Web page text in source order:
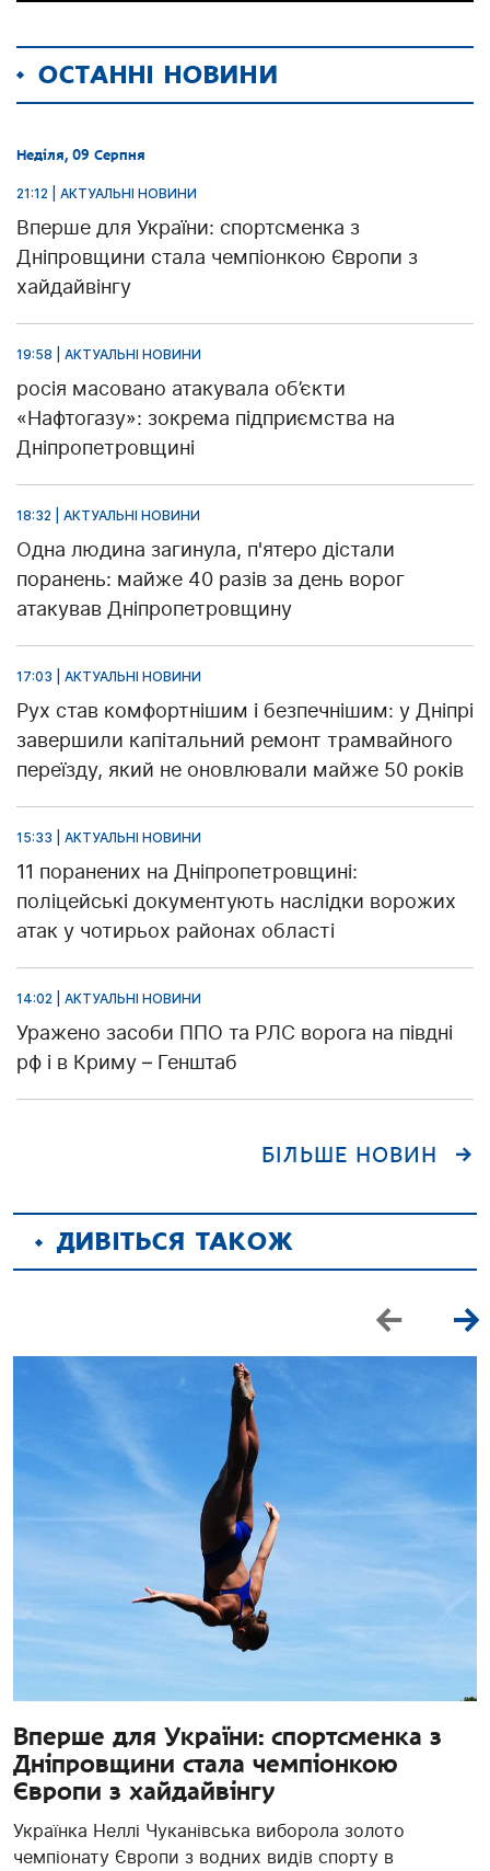
ОСТАННІ НОВИНИ
Неділя, 09 Серпня
21:12 | АКТУАЛЬНІ НОВИНИ
Вперше для України: спортсменка з
Дніпровщини стала чемпіонкою Європи з
хайдайвінгу
19:58 | АКТУАЛЬНІ НОВИНИ
росія масовано атакувала об’єкти
«Нафтогазу»: зокрема підприємства на
Дніпропетровщині
18:32 | АКТУАЛЬНІ НОВИНИ
Одна людина загинула, п'ятеро дістали
поранень: майже 40 разів за день ворог
атакував Дніпропетровщину
17:03 | АКТУАЛЬНІ НОВИНИ
Рух став комфортнішим і безпечнішим: у Дніпрі
завершили капітальний ремонт трамвайного
переїзду, який не оновлювали майже 50 років
15:33 | АКТУАЛЬНІ НОВИНИ
11 поранених на Дніпропетровщині:
поліцейські документують наслідки ворожих
атак у чотирьох районах області
14:02 | АКТУАЛЬНІ НОВИНИ
Уражено засоби ППО та РЛС ворога на півдні
рф і в Криму – Генштаб
БІЛЬШЕ НОВИН
ДИВІТЬСЯ ТАКОЖ
Вперше для України: спортсменка з
Дніпровщини стала чемпіонкою
Європи з хайдайвінгу
Українка Неллі Чуканівська виборола золото
чемпіонату Європи з водних видів спорту в